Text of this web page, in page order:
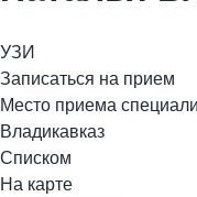
УЗИ
Записаться на прием
Место приема
Владикавказ
Списком
На карте